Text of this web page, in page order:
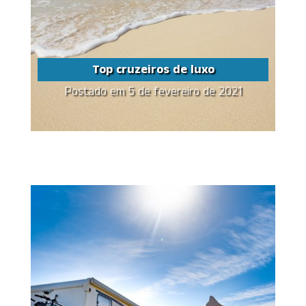
Top cruzeiros de luxo
Postado em 5 de fevereiro de 2021
Share this...